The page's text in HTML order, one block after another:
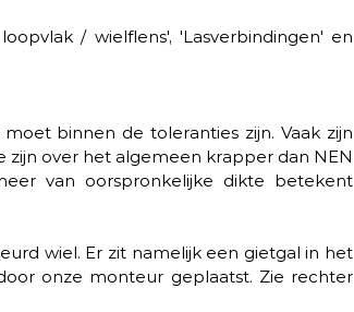
/ wielflens', 'Lasverbindingen' en
binnen de toleranties zijn. Vaak zijn
over het algemeen krapper dan NEN
van oorspronkelijke dikte betekent
wiel. Er zit namelijk een gietgal in het
onze monteur geplaatst. Zie rechter